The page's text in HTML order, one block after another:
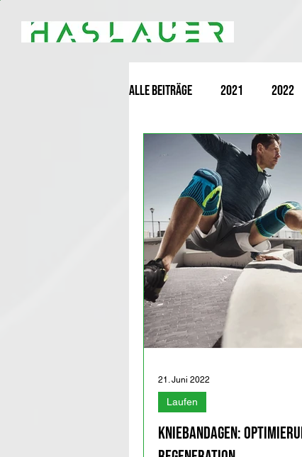
Alle Beiträge 2021 2022
Bandagen Sportbandagen
Kniebandagen:
Laufen
21. Juni 2022